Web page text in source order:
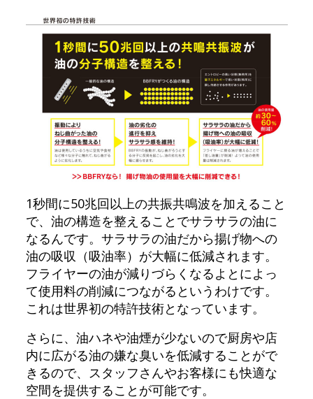
1秒間に50兆回以上の共振共鳴波を加えること
で、油の構造を整えることでサラサラの油に
なるんです。サラサラの油だから揚げ物への
油の吸収（吸油率）が大幅に低減されます。
フライヤーの油が減りづらくなるよとによっ
て使用料の削減につながるというわけです。
これは世界初の特許技術となっています。
さらに、油ハネや油煙が少ないので厨房や店
内に広がる油の嫌な臭いを低減することがで
きるので、スタッフさんやお客様にも快適な
空間を提供することが可能です。